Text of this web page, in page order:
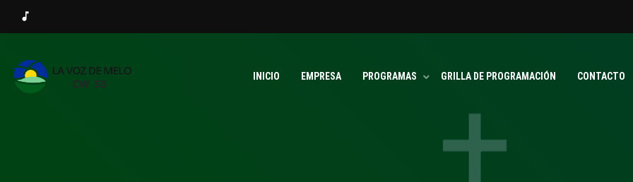
music_note
INICIO EMPRESA PROGRAMAS GRILLA DE PROGRAMACIÓN CONTACTO